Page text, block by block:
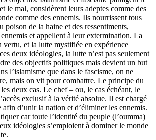
le mal, considèrent leurs adeptes comme des
comme des ennemis. Ils nourrissent tous
poison de la haine et des ressentiments,
et appellent à leur extermination. La
vertu, et la lutte mystifiée en expérience
deux idéologies, la lutte n’est pas seulement
des objectifs politiques mais devient un but
l’islamisme que dans le fascisme, on ne
mais on vit pour combattre. Le principe du
deux cas. Le chef – ou, le cas échéant, le
exclusif à la vérité absolue. Il est chargé
afin d’unir la nation et d’éliminer les ennemis.
car toute l’identité du peuple (l’oumma)
idéologies s’emploient à dominer le monde